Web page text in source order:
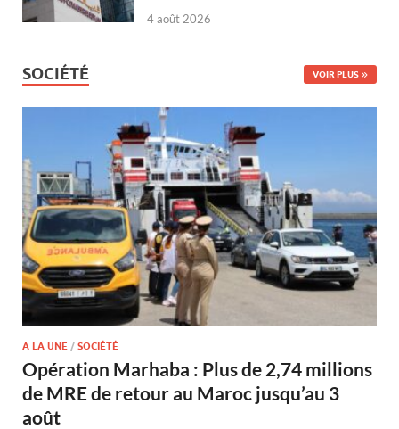
4 août 2026
SOCIÉTÉ VOIR PLUS
A LA UNE / SOCIÉTÉ
Opération Marhaba : Plus de 2,74 millions
de MRE de retour au Maroc jusqu’au 3
août